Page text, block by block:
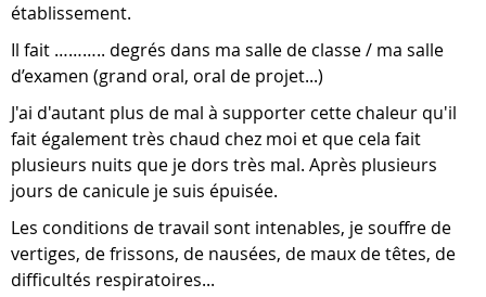
établissement.
Il fait ……….. degrés dans ma salle de classe / ma salle
d’examen (grand oral, oral de projet...)
J'ai d'autant plus de mal à supporter cette chaleur qu'il
fait également très chaud chez moi et que cela fait
plusieurs nuits que je dors très mal. Après plusieurs
jours de canicule je suis épuisée.
Les conditions de travail sont intenables, je souffre de
vertiges, de frissons, de nausées, de maux de têtes, de
difficultés respiratoires...